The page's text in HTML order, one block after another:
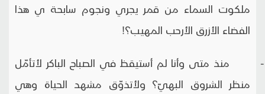
ملكوت السماء من قمر يجري ونجوم سابحة ي هذا
الفضاء الأزرق الأرحب المهيب؟!
- منذ متى وأنا لم أستيقظ في الصباح الباكر لأتأمّل
منظر الشروق البهيّ؟ ولأتذوّق مشهد الحياة وهي